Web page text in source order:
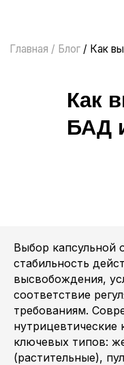
лекарств
БАД или
Выбор капсульной
стабильность
высвобождения,
соответствие
требованиям.
нутрицевтические
ключевых типов:
(растительные),